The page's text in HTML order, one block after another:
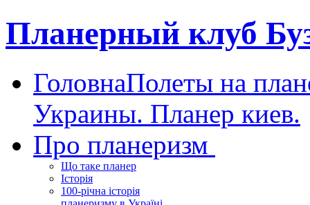
Планерный клуб
ГоловнаПолеты на
Украины. Планер киев.
Про планеризм
Що таке планер
Історія
100-річна історія